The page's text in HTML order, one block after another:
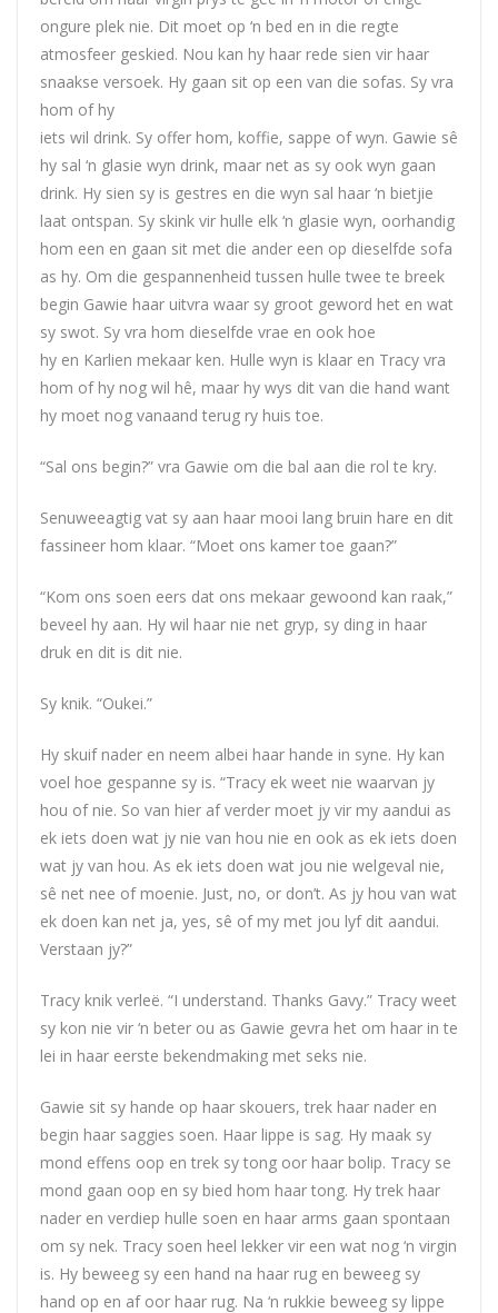
ongure plek nie. Dit moet op ‘n bed en in die regte
atmosfeer geskied. Nou kan hy haar rede sien vir haar
snaakse versoek. Hy gaan sit op een van die sofas. Sy vra
hom of hy
iets wil drink. Sy offer hom, koffie, sappe of wyn. Gawie sê
hy sal ‘n glasie wyn drink, maar net as sy ook wyn gaan
drink. Hy sien sy is gestres en die wyn sal haar ‘n bietjie
laat ontspan. Sy skink vir hulle elk ‘n glasie wyn, oorhandig
hom een en gaan sit met die ander een op dieselfde sofa
as hy. Om die gespannenheid tussen hulle twee te breek
begin Gawie haar uitvra waar sy groot geword het en wat
sy swot. Sy vra hom dieselfde vrae en ook hoe
hy en Karlien mekaar ken. Hulle wyn is klaar en Tracy vra
hom of hy nog wil hê, maar hy wys dit van die hand want
hy moet nog vanaand terug ry huis toe.
“Sal ons begin?” vra Gawie om die bal aan die rol te kry.
Senuweeagtig vat sy aan haar mooi lang bruin hare en dit
fassineer hom klaar. “Moet ons kamer toe gaan?”
“Kom ons soen eers dat ons mekaar gewoond kan raak,”
beveel hy aan. Hy wil haar nie net gryp, sy ding in haar
druk en dit is dit nie.
Sy knik. “Oukei.”
Hy skuif nader en neem albei haar hande in syne. Hy kan
voel hoe gespanne sy is. “Tracy ek weet nie waarvan jy
hou of nie. So van hier af verder moet jy vir my aandui as
ek iets doen wat jy nie van hou nie en ook as ek iets doen
wat jy van hou. As ek iets doen wat jou nie welgeval nie,
sê net nee of moenie. Just, no, or don’t. As jy hou van wat
ek doen kan net ja, yes, sê of my met jou lyf dit aandui.
Verstaan jy?”
Tracy knik verleë. “I understand. Thanks Gavy.” Tracy weet
sy kon nie vir ‘n beter ou as Gawie gevra het om haar in te
lei in haar eerste bekendmaking met seks nie.
Gawie sit sy hande op haar skouers, trek haar nader en
begin haar saggies soen. Haar lippe is sag. Hy maak sy
mond effens oop en trek sy tong oor haar bolip. Tracy se
mond gaan oop en sy bied hom haar tong. Hy trek haar
nader en verdiep hulle soen en haar arms gaan spontaan
om sy nek. Tracy soen heel lekker vir een wat nog ‘n virgin
is. Hy beweeg sy een hand na haar rug en beweeg sy
hand op en af oor haar rug. Na ‘n rukkie beweeg sy lippe